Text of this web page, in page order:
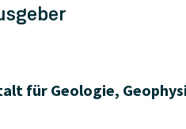
für Geologie,